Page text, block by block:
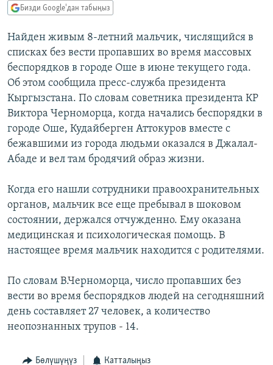
БҮГҮН АЗАТТЫКТА
ЭКСПЕРТТЕР ТАЛДАЙТ
ДАНИСТЕ
ЭЖЕ-СИҢДИЛЕР
АЗАТТЫК+
ЫҢГАЙСЫЗ СУРООЛОР
ПОДКАСТ
ӨЗГӨЧӨ ПИКИР
Русский
ОНЛАЙН ШЕРИНЕ
ЭЕ/АРнун бардык сайттары
Бизди Google'дан табыңыз
Найден живым 8-летний мальчик, числящийся в
списках без вести пропавших во время массовых
беспорядков в городе Оше в июне текущего года.
Об этом сообщила пресс-служба президента
Кыргызстана. По словам советника президента КР
Виктора Черноморца, когда начались беспорядки в
городе Оше, Кудайберген Аттокуров вместе с
бежавшими из города людьми оказался в Джалал-
Абаде и вел там бродячий образ жизни.
Когда его нашли сотрудники правоохранительных
органов, мальчик все еще пребывал в шоковом
состоянии, держался отчужденно. Ему оказана
медицинская и психологическая помощь. В
настоящее время мальчик находится с родителями.
По словам В.Черноморца, число пропавших без
вести во время беспорядков людей на сегодняшний
день составляет 27 человек, а количество
неопознанных трупов - 14.
Бөлүшүңүз Катталыңыз